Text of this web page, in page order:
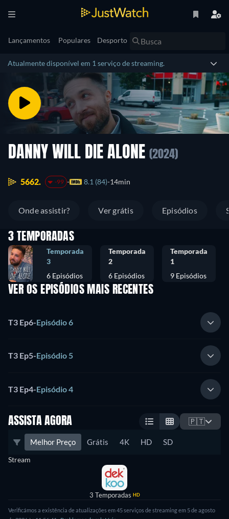
Lançamentos Populares Desporto
Atualmente disponível em 1 serviço de streaming.
DANNY WILL DIE ALONE (2024)
5662. -99 8.1 (84) 14min
Onde assistir? Ver grátis Episódios
3 TEMPORADAS
Temporada
3
6 Episódios
Temporada
2
6 Episódios
Temporada
1
9 Episódios
VER OS EPISÓDIOS MAIS RECENTES
T3 Ep6-Episódio 6
T3 Ep5-Episódio 5
T3 Ep4-Episódio 4
ASSISTA AGORA 🇵🇹
Melhor Preço Grátis 4K HD SD
Stream
3 Temporadas HD
Verificámos a existência de atualizações em 45 serviços de streaming em 5 de agosto